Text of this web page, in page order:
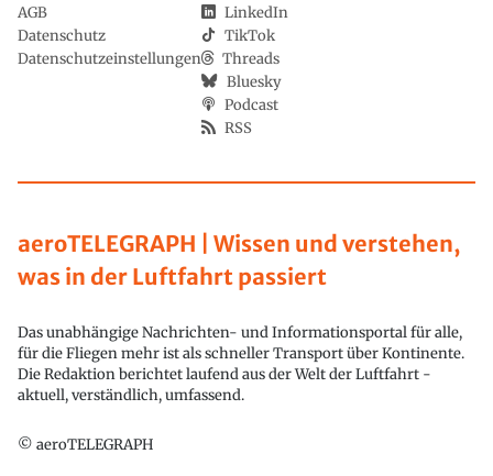
aeroTELEGRAPH | Wissen und verstehen,
was in der Luftfahrt passiert
Das unabhängige Nachrichten- und Informationsportal für alle,
für die Fliegen mehr ist als schneller Transport über Kontinente.
Die Redaktion berichtet laufend aus der Welt der Luftfahrt -
aktuell, verständlich, umfassend.
© aeroTELEGRAPH
AGB
Datenschutz
Datenschutzeinstellungen
LinkedIn
TikTok
Threads
Bluesky
Podcast
RSS